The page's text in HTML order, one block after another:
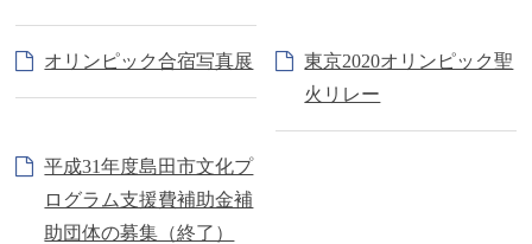
オリンピック合宿写真展
東京2020オリンピック聖
火リレー
平成31年度島田市文化プ
ログラム支援費補助金補
助団体の募集（終了）